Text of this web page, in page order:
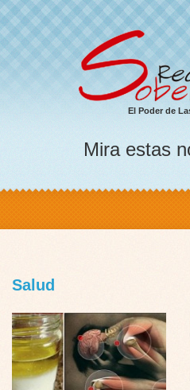
El Poder de
Mira estas
Salud